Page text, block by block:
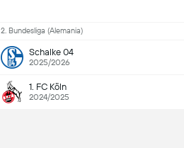
2. Bundesliga (Alemania)
Schalke 04
2025/2026
1. FC Köln
2024/2025